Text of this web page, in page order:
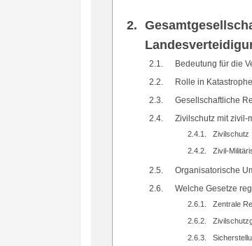
Bedeutung für die
Rolle in
Gesellschaftliche
Zivilschutz mit zivil-
Zivilschutz
Zivil-
Organisatorische
Welche Gesetze
Zentrale